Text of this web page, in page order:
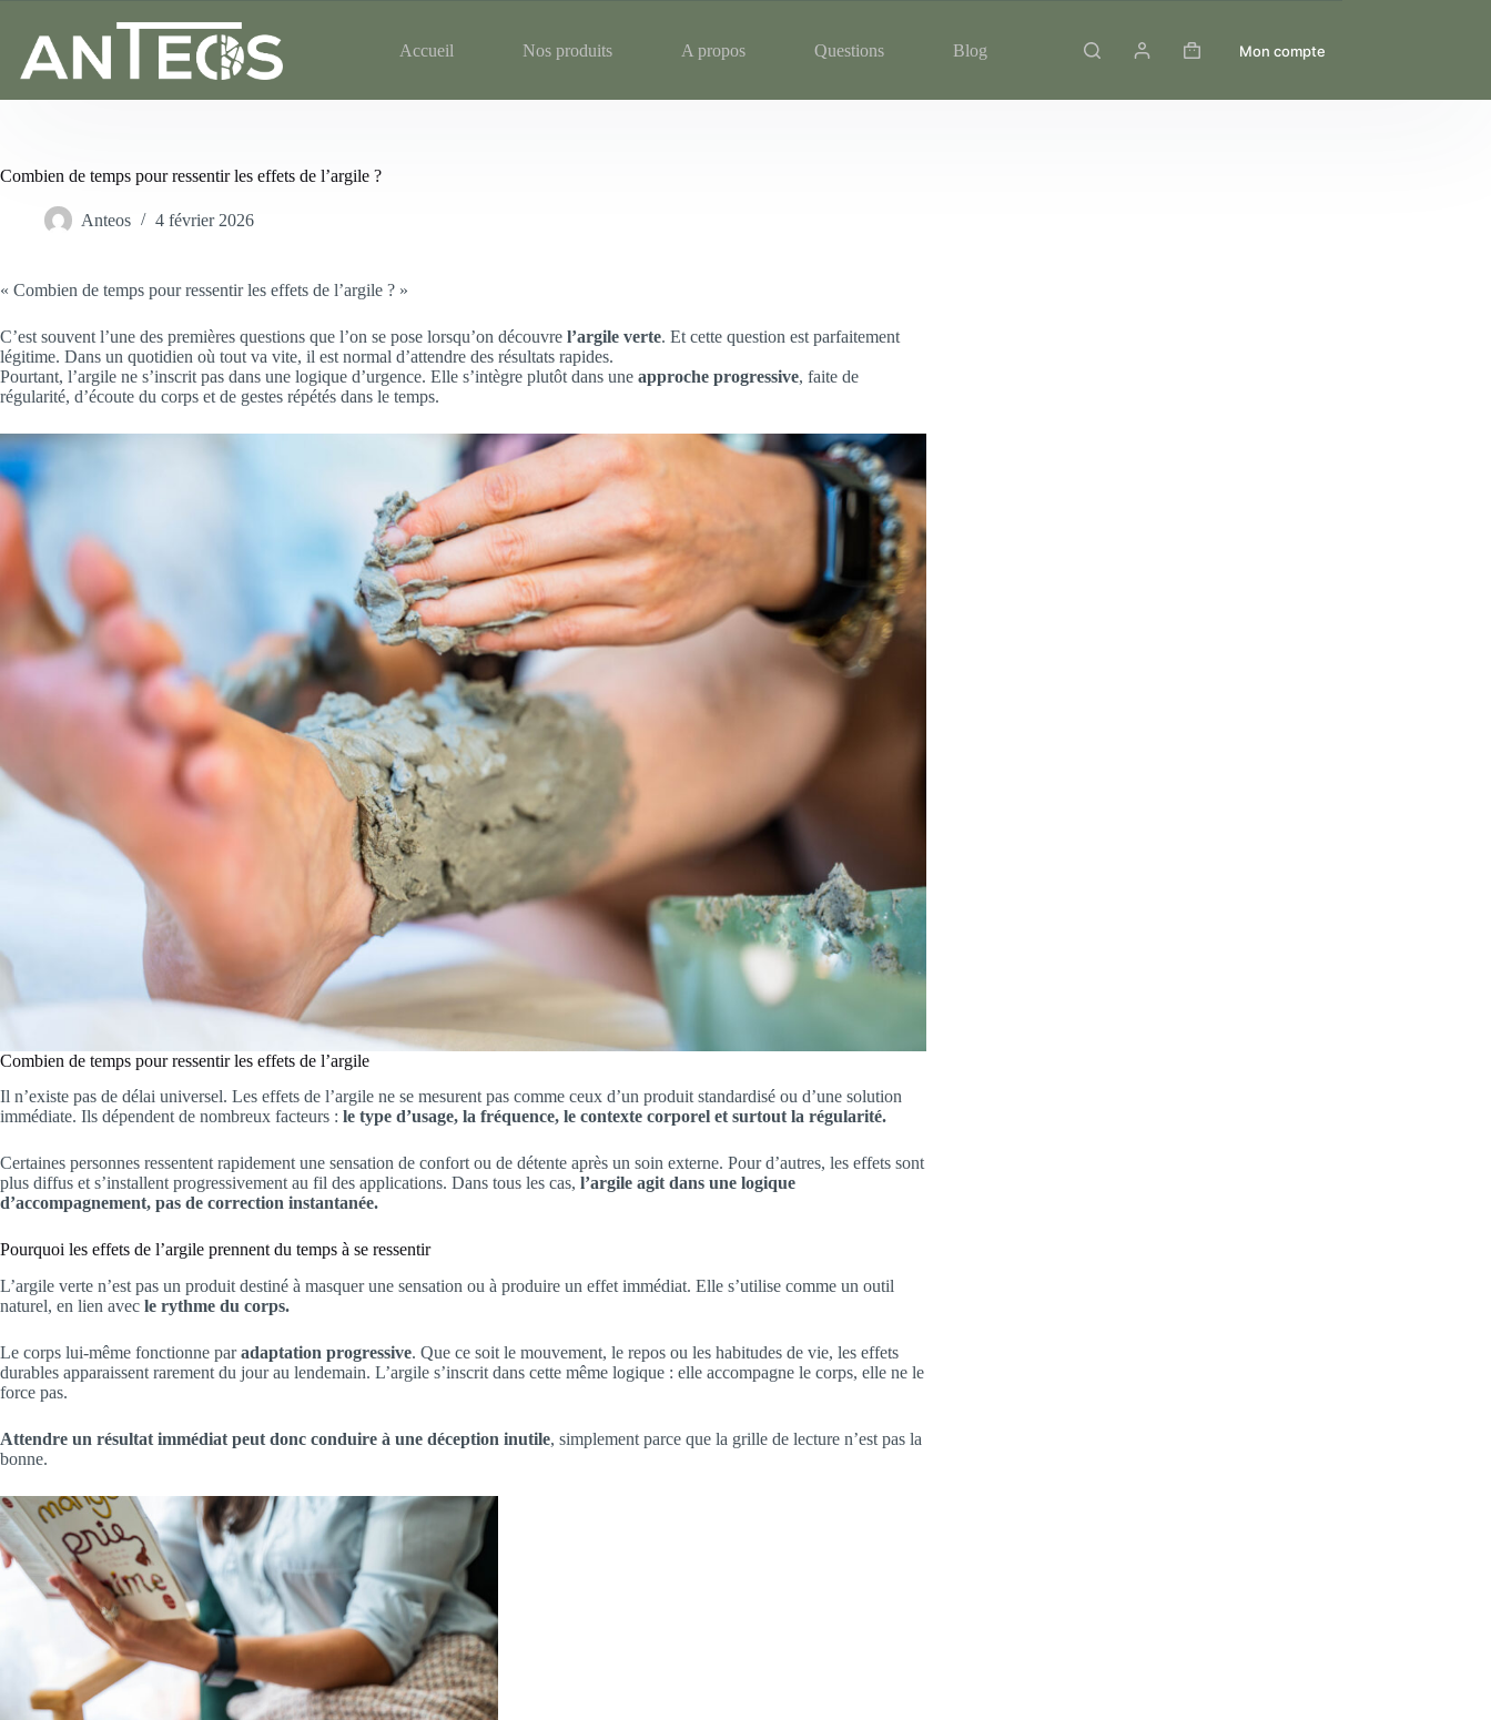
Accueil Nos produits A propos Questions Blog Mon compte
Combien de temps pour ressentir les effets de l’argile ?
Anteos 4 février 2026
« Combien de temps pour ressentir les effets de l’argile ? »
C’est souvent l’une des premières questions que l’on se pose lorsqu’on découvre l’argile verte. Et cette question est parfaitement
légitime. Dans un quotidien où tout va vite, il est normal d’attendre des résultats rapides.
Pourtant, l’argile ne s’inscrit pas dans une logique d’urgence. Elle s’intègre plutôt dans une approche progressive, faite de
régularité, d’écoute du corps et de gestes répétés dans le temps.
Combien de temps pour ressentir les effets de l’argile
Il n’existe pas de délai universel. Les effets de l’argile ne se mesurent pas comme ceux d’un produit standardisé ou d’une solution
immédiate. Ils dépendent de nombreux facteurs : le type d’usage, la fréquence, le contexte corporel et surtout la régularité.
Certaines personnes ressentent rapidement une sensation de confort ou de détente après un soin externe. Pour d’autres, les effets sont
plus diffus et s’installent progressivement au fil des applications. Dans tous les cas, l’argile agit dans une logique
d’accompagnement, pas de correction instantanée.
Pourquoi les effets de l’argile prennent du temps à se ressentir
L’argile verte n’est pas un produit destiné à masquer une sensation ou à produire un effet immédiat. Elle s’utilise comme un outil
naturel, en lien avec le rythme du corps.
Le corps lui-même fonctionne paradaptation progressive. Que ce soit le mouvement, le repos ou les habitudes de vie, les effets
durables apparaissent rarement du jour au lendemain. L’argile s’inscrit dans cette même logique : elle accompagne le corps, elle ne le
force pas.
Attendre un résultat immédiat peut donc conduire à une déception inutile, simplement parce que la grille de lecture n’est pas la
bonne.